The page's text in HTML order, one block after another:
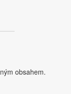
obsahem.